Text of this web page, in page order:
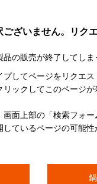
ございません。リク
品の販売が終了してし
プしてページをリクエ
リックしてこのページ
画面上部の「検索フォ
しているページの可能